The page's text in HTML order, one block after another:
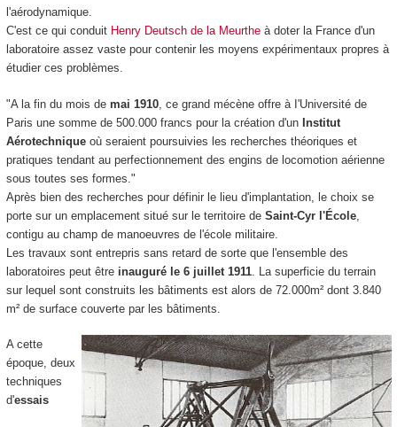
l'aérodynamique.
C'est ce qui conduit Henry Deutsch de la Meurtheà doter la France d'un
laboratoire assez vaste pour contenir les moyens expérimentaux propres à
étudier ces problèmes.
"A la fin du mois de mai 1910, ce grand mécène offre à I'Université de
Paris une somme de 500.000 francs pour la création d'unInstitut
Aérotechniqueoù seraient poursuivies les recherches théoriques et
pratiques tendant au perfectionnement des engins de locomotion aérienne
sous toutes ses formes."
Après bien des recherches pour définir le lieu d'implantation, le choix se
porte sur un emplacement situé sur le territoire de Saint-Cyr l'École,
contigu au champ de manoeuvres de l'école militaire.
Les travaux sont entrepris sans retard de sorte que l'ensemble des
laboratoires peut être inauguré le 6 juillet 1911. La superficie du terrain
sur lequel sont construits les bâtiments est alors de 72.000m² dont 3.840
m² de surface couverte par les bâtiments.
A cette
époque, deux
techniques
d'essais